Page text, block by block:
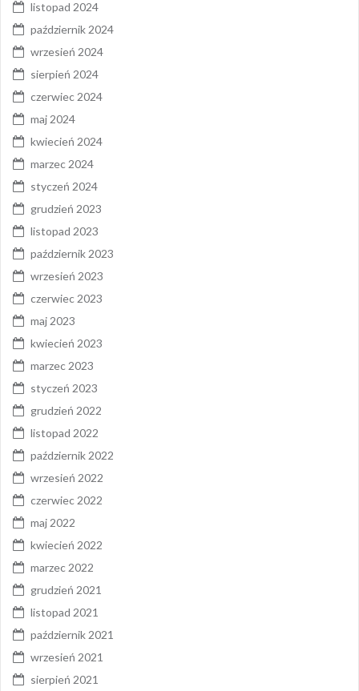
listopad 2024
październik 2024
wrzesień 2024
sierpień 2024
czerwiec 2024
maj 2024
kwiecień 2024
marzec 2024
styczeń 2024
grudzień 2023
listopad 2023
październik 2023
wrzesień 2023
czerwiec 2023
maj 2023
kwiecień 2023
marzec 2023
styczeń 2023
grudzień 2022
listopad 2022
październik 2022
wrzesień 2022
czerwiec 2022
maj 2022
kwiecień 2022
marzec 2022
grudzień 2021
listopad 2021
październik 2021
wrzesień 2021
sierpień 2021